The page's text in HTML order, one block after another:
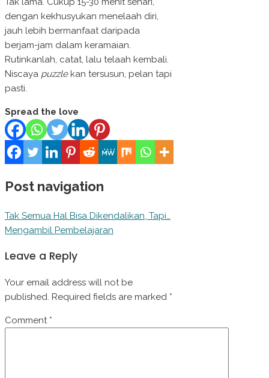
dengan kekhusyukan menelaah diri,
jauh lebih bermanfaat daripada
berjam-jam dalam keramaian.
Rutinkanlah, catat, lalu telaah kembali.
Niscaya puzzlekan tersusun, pelan tapi
pasti.
Spread the love
Post navigation
Tak Semua Hal Bisa Dikendalikan, Tapi…
Mengambil Pembelajaran
Leave a Reply
Your email address will not be
published. Required fields are marked *
Comment *